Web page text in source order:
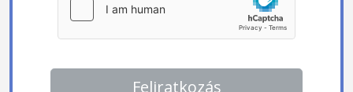
Feliratkozás